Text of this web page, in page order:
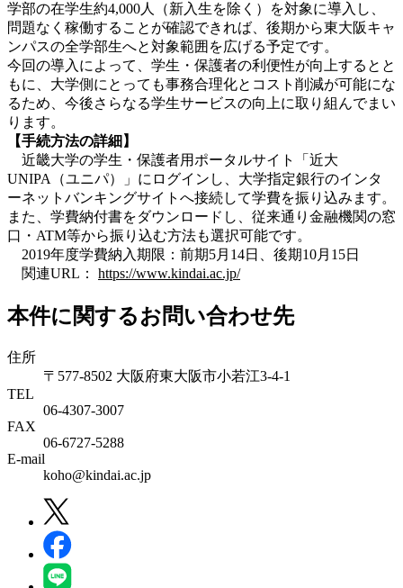
学部の在学生約4,000人（新入生を除く）を対象に導入し、
問題なく稼働することが確認できれば、後期から東大阪キャ
ンパスの全学部生へと対象範囲を広げる予定です。
今回の導入によって、学生・保護者の利便性が向上するとと
もに、大学側にとっても事務合理化とコスト削減が可能にな
るため、今後さらなる学生サービスの向上に取り組んでまい
ります。
【手続方法の詳細】
近畿大学の学生・保護者用ポータルサイト「近大
UNIPA（ユニパ）」にログインし、大学指定銀行のインタ
ーネットバンキングサイトへ接続して学費を振り込みます。
また、学費納付書をダウンロードし、従来通り金融機関の窓
口・ATM等から振り込む方法も選択可能です。
2019年度学費納入期限：前期5月14日、後期10月15日
関連URL： https://www.kindai.ac.jp/
本件に関するお問い合わせ先
住所
〒577-8502 大阪府東大阪市小若江3-4-1
TEL
06‐4307‐3007
FAX
06‐6727‐5288
E-mail
koho@kindai.ac.jp